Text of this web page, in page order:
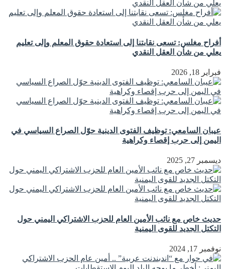
أفراح مغلس: تسعى نقابتنا إلى استعادة حقوق المعلم وإلى تعليم
يعلي من شأن العقل النقدي
فبراير 18, 2026
عيبان السامعي: توظيف الفتوى الدينية حوّل الصراع السياسي في
اليمن إلى حرب إقصاء وكراهية
ديسمبر 27, 2025
حديث خاص مع نائب الأمين العام للحزب الاشتراكي اليمني حول
التكتل الجديد للقوى اليمنية
نوفمبر 17, 2024